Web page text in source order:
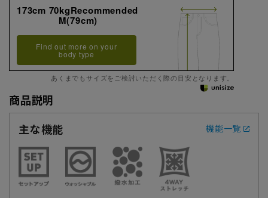
173cm 70kgRecommended
M(79cm)
Find out more on your
body type
あくまでもサイズをご検討いただく際の目安となります。
商品説明
主な機能
機能一覧